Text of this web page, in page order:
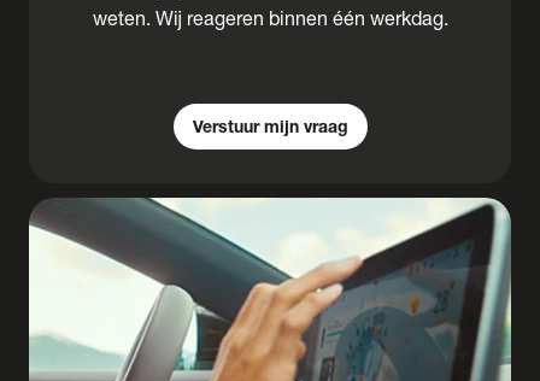
weten. Wij reageren binnen één werkdag.
Verstuur mijn vraag